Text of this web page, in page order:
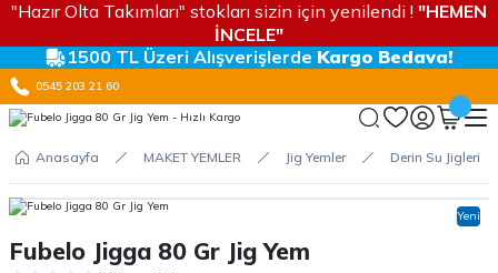
"Hazır Olta Takımları" stokları sizin için yenilendi ! "HEMEN
İNCELE"
1500 TL Üzeri Alışverişlerde Kargo Bedava!
0545 203 21 60
Anasayfa MAKET YEMLER Jig Yemler Derin Su Jigleri
Yeni
Fubelo Jigga 80 Gr Jig Yem